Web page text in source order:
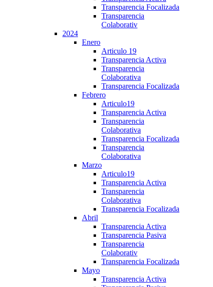
Transparencia Focalizada
Transparencia
Colaborativ
2024
Enero
Articulo 19
Transparencia Activa
Transparencia
Colaborativa
Transparencia Focalizada
Febrero
Articulo19
Transparencia Activa
Transparencia
Colaborativa
Transparencia Focalizada
Transparencia
Colaborativa
Marzo
Articulo19
Transparencia Activa
Transparencia
Colaborativa
Transparencia Focalizada
Abril
Transparencia Activa
Transparencia Pasiva
Transparencia
Colaborativ
Transparencia Focalizada
Mayo
Transparencia Activa